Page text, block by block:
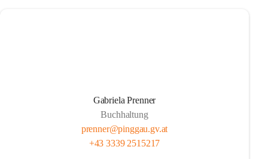
Gabriela Prenner
Buchhaltung
prenner@pinggau.gv.at
+43 3339 2515217